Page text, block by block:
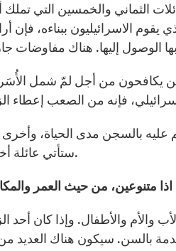
الثماني والخمسين التي
يقوم الاسرائيليون ببناءه،
يكافحون من أجل لمّ شمل
عليه بالسجن مدى الحياة،
ستأتي عائلة أخرى كذلك من قطاع غزة، الذي يمثّل سجناً كبيراً.
والأم والأطفال. وإذا كان